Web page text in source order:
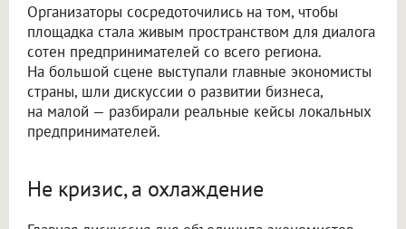
Организаторы сосредоточились на том, чтобы
площадка стала живым пространством для диалога
сотен предпринимателей со всего региона.
На большой сцене выступали главные экономисты
страны, шли дискуссии о развитии бизнеса,
на малой — разбирали реальные кейсы локальных
предпринимателей.
Не кризис, а охлаждение